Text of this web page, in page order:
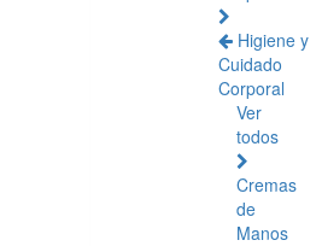
Higiene y
Cuidado
Corporal
Ver
todos
Cremas
de
Manos